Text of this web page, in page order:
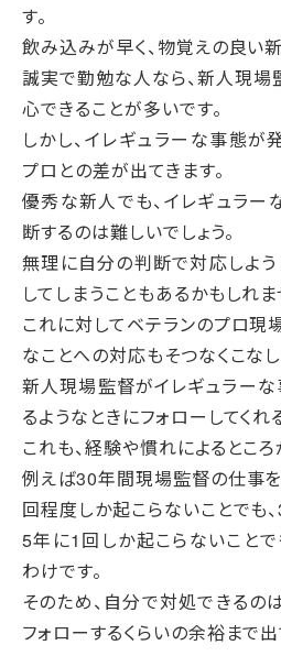
す。
飲み込みが早く、物覚えの良い新
誠実で勤勉な人なら、新人現
心できることが多いです。
しかし、イレギュラーな事態
プロとの差が出てきます。
優秀な新人でも、イレギュラ
断するのは難しいでしょう。
無理に自分の判断で対応しよ
してしまうこともあるかもしれま
これに対してベテランのプロ現
なことへの対応もそつなくこなし
新人現場監督がイレギュラー
るようなときにフォローしてくれ
これも、経験や慣れによるところ
例えば30年間現場監督の仕事を
回程度しか起こらないことでも
5年に1回しか起こらないこと
わけです。
そのため、自分で対処できるの
フォローするくらいの余裕まで出